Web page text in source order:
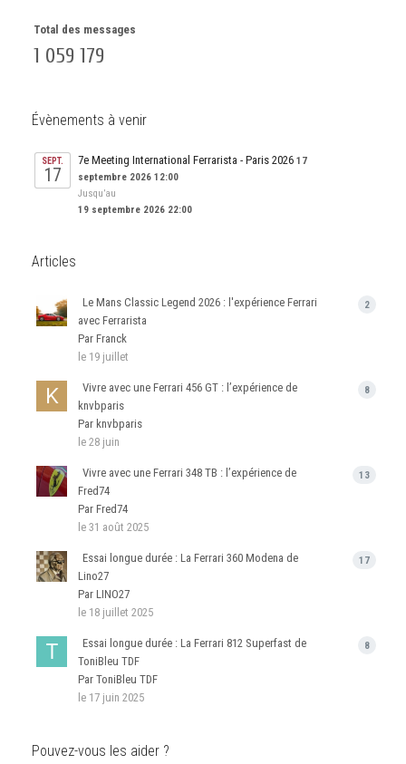
Total des messages
1 059 179
Évènements à venir
SEPT.
17
7e Meeting International Ferrarista - Paris 2026 17
septembre 2026 12:00
Jusqu’au
19 septembre 2026 22:00
Articles
2
Le Mans Classic Legend 2026 : l'expérience Ferrari
avec Ferrarista
Par Franck
le 19 juillet
8
Vivre avec une Ferrari 456 GT : l’expérience de
knvbparis
Par knvbparis
le 28 juin
13
Vivre avec une Ferrari 348 TB : l’expérience de
Fred74
Par Fred74
le 31 août 2025
17
Essai longue durée : La Ferrari 360 Modena de
Lino27
Par LINO27
le 18 juillet 2025
8
Essai longue durée : La Ferrari 812 Superfast de
ToniBleu TDF
Par ToniBleu TDF
le 17 juin 2025
Pouvez-vous les aider ?